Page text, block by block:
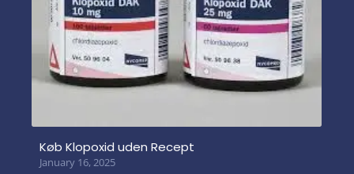
Køb Klopoxid uden Recept
January 16, 2025